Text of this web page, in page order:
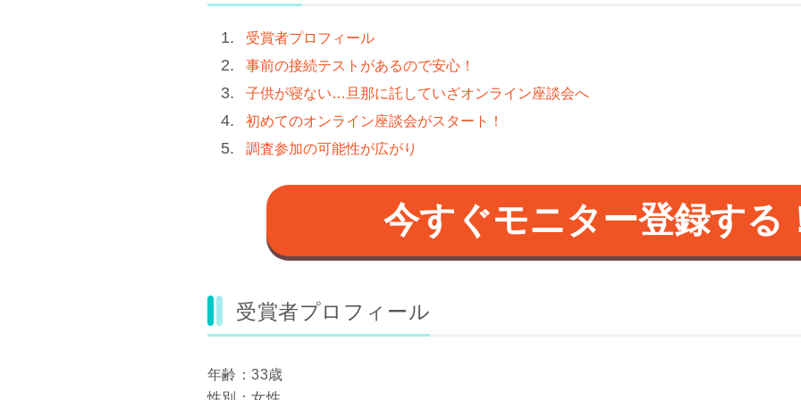
受賞者プロフィール
事前の接続テストがあるので安心！
子供が寝ない…旦那に託していざオンライン座談会へ
初めてのオンライン座談会がスタート！
調査参加の可能性が広がり
今すぐモニター登録する
受賞者プロフィール
年齢：33歳